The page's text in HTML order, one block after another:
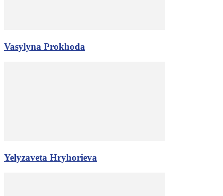
Vasylyna Prokhoda
Yelyzaveta Hryhorieva